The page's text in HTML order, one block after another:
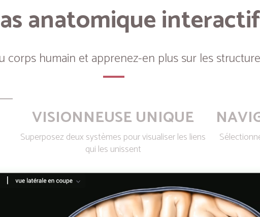
anatomique interactif
corps humain et apprenez-en plus sur les
VISIONNEUSE UNIQUE
Superposez deux systèmes pour visualiser les liens
qui les unissent